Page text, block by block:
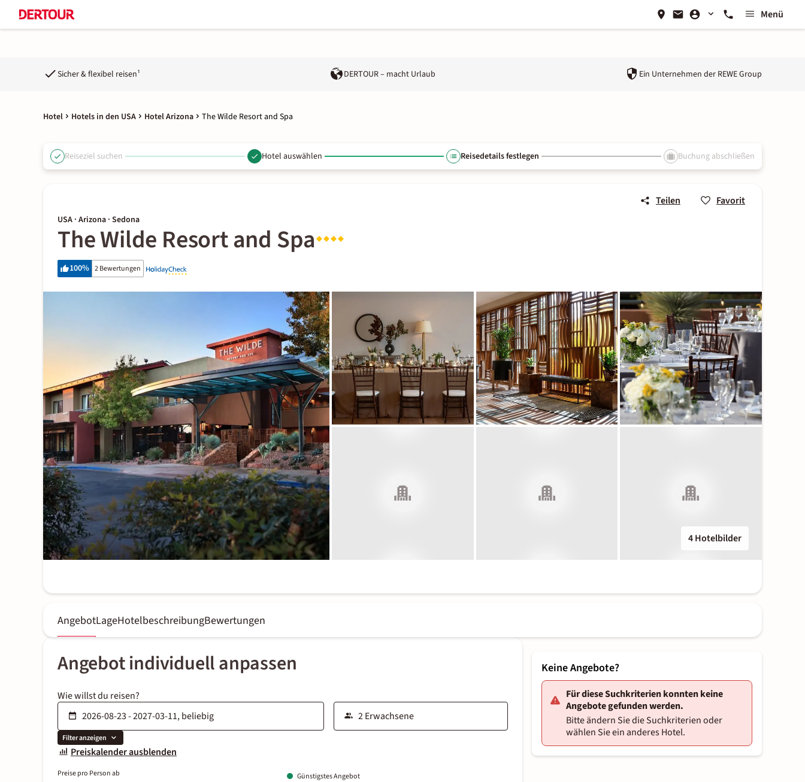
Menü
Sicher & flexibel reisen¹ DERTOUR – macht Urlaub Ein Unternehmen der REWE Group
Hotel Hotels in den USA Hotel Arizona The Wilde Resort and Spa
Reiseziel suchen Hotel auswählen Reisedetails festlegen Buchung abschließen
Teilen Favorit
USA · Arizona · Sedona
The Wilde Resort and Spa
100% 2 Bewertungen
4 Hotelbilder
AngebotLageHotelbeschreibungBewertungen
Angebot individuell anpassen
Wie willst du reisen?
Filter anzeigen
Preiskalender ausblenden
Preise pro Person ab Günstigstes Angebot
Keine Angebote?
Für diese Suchkriterien konnten keine
Angebote gefunden werden.
Bitte ändern Sie die Suchkriterien oder
wählen Sie ein anderes Hotel.